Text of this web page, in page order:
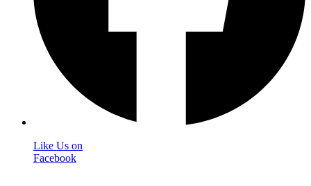
Like Us on
Facebook